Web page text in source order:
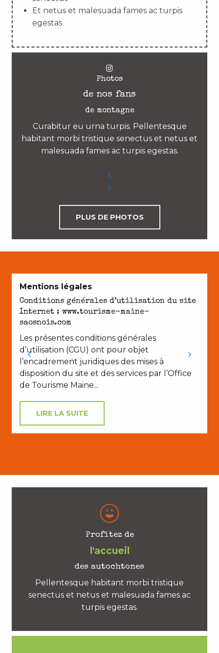
Et netus et malesuada fames ac turpis
egestas
Photos
de nos fans
de montagne
Curabitur eu urna turpis. Pellentesque
habitant morbi tristique senectus et netus et
malesuada fames ac turpis egestas.
PLUS DE PHOTOS
Mentions légales
Conditions générales d’utilisation du site
Internet : www.tourisme-maine-
saosnois.com
Les présentes conditions générales
d’utilisation (CGU) ont pour objet
l’encadrement juridiques des mises à
disposition du site et des services par l’Office
de Tourisme Maine...
LIRE LA SUITE
Profitez de
l'accueil
des autochtones
Pellentesque habitant morbi tristique
senectus et netus et malesuada fames ac
turpis egestas.